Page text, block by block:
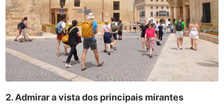
2. Admirar a vista dos principais mirantes